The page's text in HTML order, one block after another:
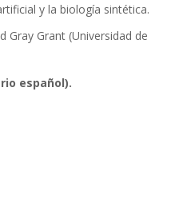
y la biología sintética.
Gray Grant (Universidad de
español).